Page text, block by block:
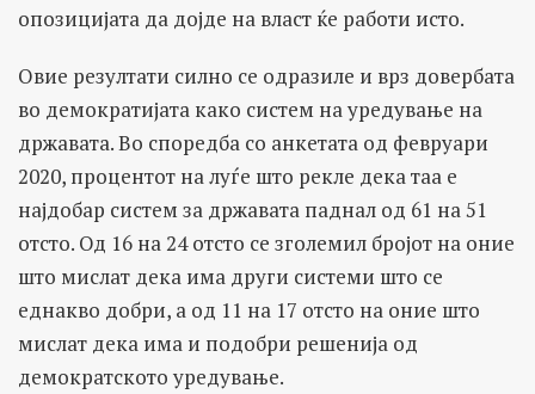
опозицијата да дојде на власт ќе работи исто.
Овие резултати силно се одразиле и врз довербата
во демократијата како систем на уредување на
државата. Во споредба со анкетата од февруари
2020, процентот на луѓе што рекле дека таа е
најдобар систем за државата паднал од 61 на 51
отсто. Од 16 на 24 отсто се зголемил бројот на оние
што мислат дека има други системи што се
еднакво добри, а од 11 на 17 отсто на оние што
мислат дека има и подобри решенија од
демократското уредување.